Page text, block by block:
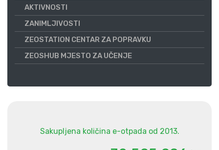
AKTIVNOSTI
ZANIMLJIVOSTI
ZEOSTATION CENTAR ZA POPRAVKU
ZEOSHUB MJESTO ZA UČENJE
Sakupljena količina e-otpada od 2013.